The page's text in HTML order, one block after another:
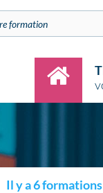
Accueil
Il y a 6